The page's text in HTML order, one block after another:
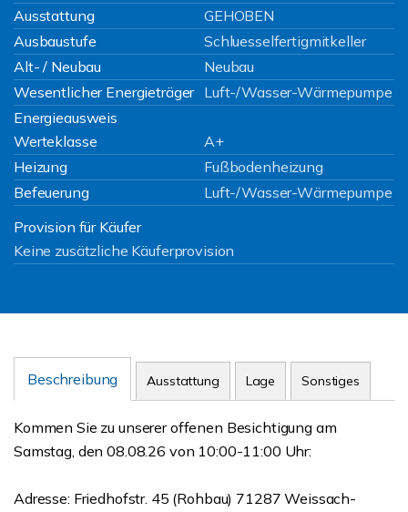
Ausstattung
GEHOBEN
Ausbaustufe
Schluesselfertigmitkeller
Alt- / Neubau
Neubau
Wesentlicher Energieträger Luft-/Wasser-Wärmepumpe
Energieausweis
Werteklasse
A+
Heizung
Fußbodenheizung
Befeuerung
Luft-/Wasser-Wärmepumpe
Provision für Käufer
Keine zusätzliche Käuferprovision
Beschreibung Ausstattung Lage Sonstiges
Kommen Sie zu unserer offenen Besichtigung am
Samstag, den 08.08.26 von 10:00-11:00 Uhr:
Adresse: Friedhofstr. 45 (Rohbau) 71287 Weissach-